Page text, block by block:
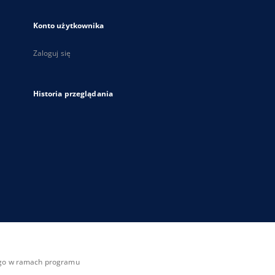
Konto użytkownika
Zaloguj się
Historia przeglądania
w ramach programu